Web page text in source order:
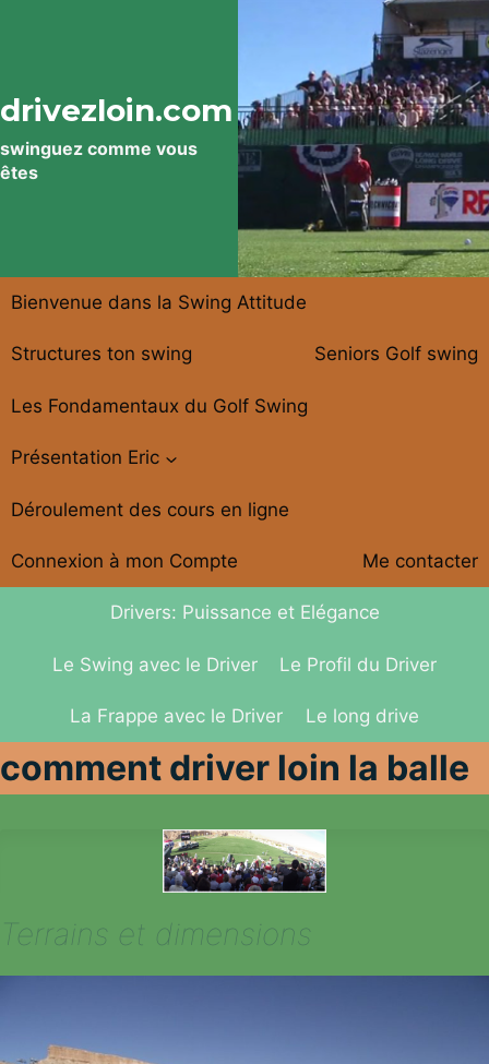
drivezloin.com
swinguez comme vous
êtes
Bienvenue dans la Swing Attitude
Structures ton swing Seniors Golf swing
Les Fondamentaux du Golf Swing
Présentation Eric
Déroulement des cours en ligne
Connexion à mon Compte Me contacter
Drivers: Puissance et Elégance
Le Swing avec le Driver Le Profil du Driver
La Frappe avec le Driver Le long drive
comment driver loin la balle
Terrains et dimensions